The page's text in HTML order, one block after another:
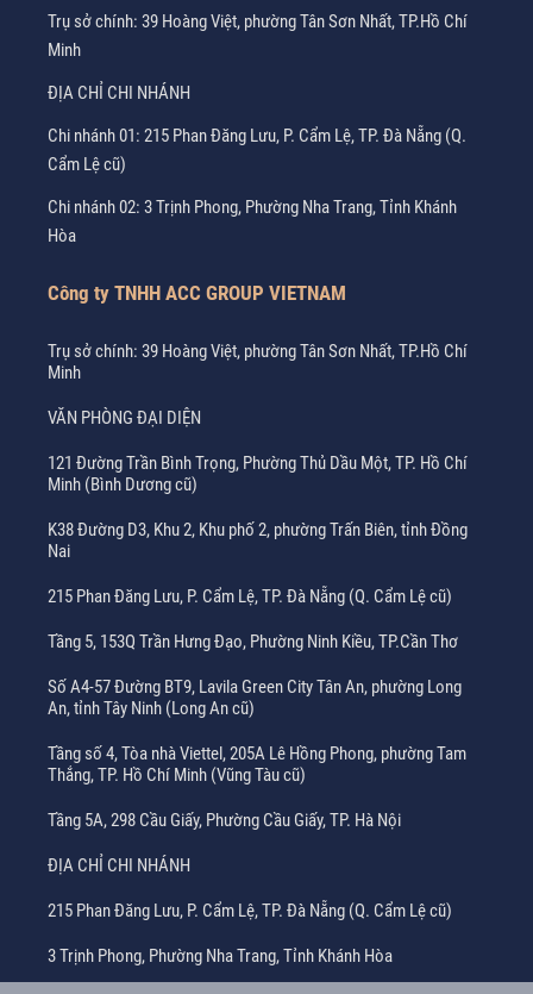
Trụ sở chính: 39 Hoàng Việt, phường Tân Sơn Nhất, TP.Hồ Chí
Minh
ĐỊA CHỈ CHI NHÁNH
Chi nhánh 01: 215 Phan Đăng Lưu, P. Cẩm Lệ, TP. Đà Nẵng (Q.
Cẩm Lệ cũ)
Chi nhánh 02: 3 Trịnh Phong, Phường Nha Trang, Tỉnh Khánh
Hòa
Công ty TNHH ACC GROUP VIETNAM
Trụ sở chính: 39 Hoàng Việt, phường Tân Sơn Nhất, TP.Hồ Chí
Minh
VĂN PHÒNG ĐẠI DIỆN
121 Đường Trần Bình Trọng, Phường Thủ Dầu Một, TP. Hồ Chí
Minh (Bình Dương cũ)
K38 Đường D3, Khu 2, Khu phố 2, phường Trấn Biên, tỉnh Đồng
Nai
215 Phan Đăng Lưu, P. Cẩm Lệ, TP. Đà Nẵng (Q. Cẩm Lệ cũ)
Tầng 5, 153Q Trần Hưng Đạo, Phường Ninh Kiều, TP.Cần Thơ
Số A4-57 Đường BT9, Lavila Green City Tân An, phường Long
An, tỉnh Tây Ninh (Long An cũ)
Tầng số 4, Tòa nhà Viettel, 205A Lê Hồng Phong, phường Tam
Thắng, TP. Hồ Chí Minh (Vũng Tàu cũ)
Tầng 5A, 298 Cầu Giấy, Phường Cầu Giấy, TP. Hà Nội
ĐỊA CHỈ CHI NHÁNH
215 Phan Đăng Lưu, P. Cẩm Lệ, TP. Đà Nẵng (Q. Cẩm Lệ cũ)
3 Trịnh Phong, Phường Nha Trang, Tỉnh Khánh Hòa